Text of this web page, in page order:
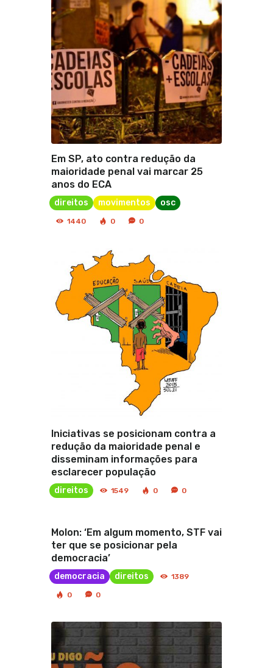
Em SP, ato contra redução da
maioridade penal vai marcar 25
anos do ECA
direitos movimentos osc
1440 0 0
Iniciativas se posicionam contra a
redução da maioridade penal e
disseminam informações para
esclarecer população
direitos 1549 0 0
Molon: ‘Em algum momento, STF vai
ter que se posicionar pela
democracia’
democracia direitos 1389
0 0